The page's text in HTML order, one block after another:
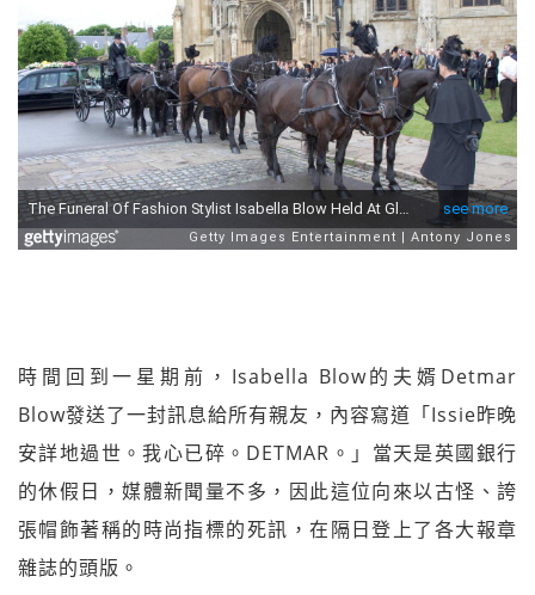
時間回到一星期前，Isabella Blow的夫婿Detmar
Blow發送了一封訊息給所有親友，內容寫道「Issie昨晚
安詳地過世。我心已碎。DETMAR。」當天是英國銀行
的休假日，媒體新聞量不多，因此這位向來以古怪、誇
張帽飾著稱的時尚指標的死訊，在隔日登上了各大報章
雜誌的頭版。